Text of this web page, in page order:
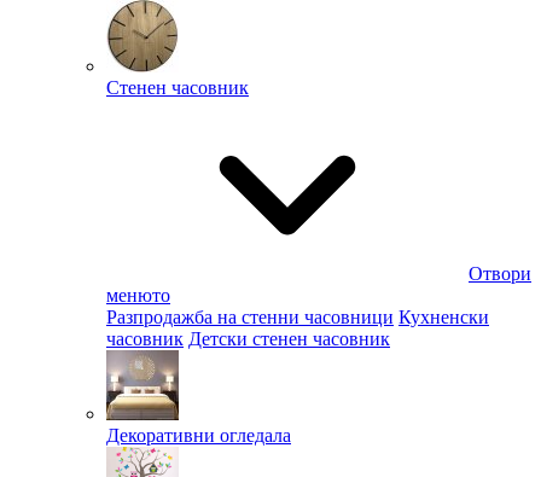
Стенен часовник
Отвори
менюто
Разпродажба на стенни часовници Кухненски
часовник Детски стенен часовник
Декоративни огледала